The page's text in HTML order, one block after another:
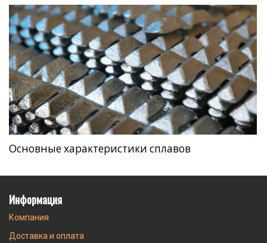
Основные характеристики сплавов
Информация
Компания
Доставка и оплата